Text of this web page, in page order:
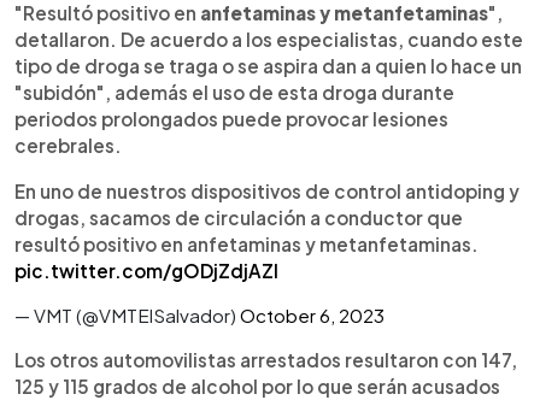
"Resultó positivo en anfetaminas y metanfetaminas",
detallaron. De acuerdo a los especialistas, cuando este
tipo de droga se traga o se aspira dan a quien lo hace un
"subidón", además el uso de esta droga durante
periodos prolongados puede provocar lesiones
cerebrales.
En uno de nuestros dispositivos de control antidoping y
drogas, sacamos de circulación a conductor que
resultó positivo en anfetaminas y metanfetaminas.
pic.twitter.com/gODjZdjAZI
— VMT (@VMTElSalvador) October 6, 2023
Los otros automovilistas arrestados resultaron con 147,
125 y 115 grados de alcohol por lo que serán acusados